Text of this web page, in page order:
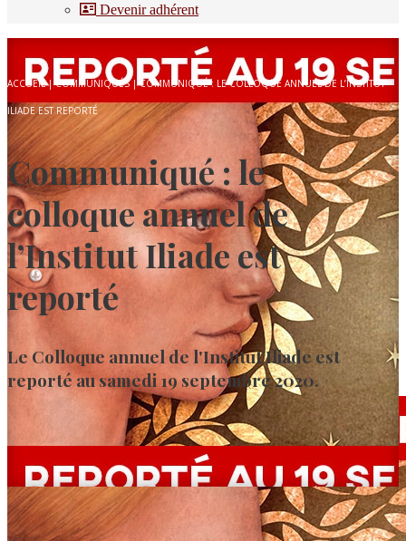
Devenir adhérent
ACCUEIL|COMMUNIQUÉS|COMMUNIQUÉ : LE COLLOQUE ANNUEL DE L’INSTITUT
ILIADE EST REPORTÉ
Communiqué : le
colloque annuel de
l’Institut Iliade est
reporté
Le Colloque annuel de l'Institut Iliade est
reporté au samedi 19 septembre 2020.